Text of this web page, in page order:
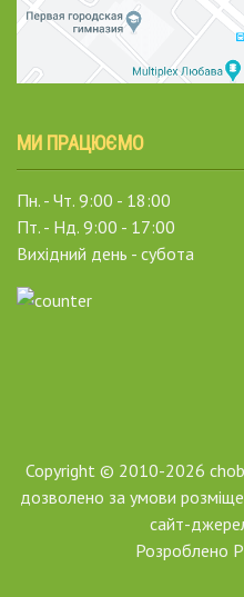
МИ ПРАЦЮЄМО
Пн. - Чт. 9:00 - 18:00
Пт. - Нд. 9:00 - 17:00
Вихідний день - субота
Copyright © 2010-2026
дозволено за умови
сайт-
Розроблено